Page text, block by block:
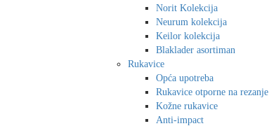
Norit Kolekcija
Neurum kolekcija
Keilor kolekcija
Blaklader asortiman
Rukavice
Opća upotreba
Rukavice otporne na rezanje
Kožne rukavice
Anti-impact